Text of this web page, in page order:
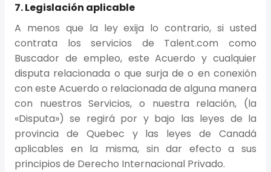
7. Legislación aplicable
A menos que la ley exija lo contrario, si usted
contrata los servicios de Talent.com como
Buscador de empleo, este Acuerdo y cualquier
disputa relacionada o que surja de o en conexión
con este Acuerdo o relacionada de alguna manera
con nuestros Servicios, o nuestra relación, (la
«Disputa») se regirá por y bajo las leyes de la
provincia de Quebec y las leyes de Canadá
aplicables en la misma, sin dar efecto a sus
principios de Derecho Internacional Privado.